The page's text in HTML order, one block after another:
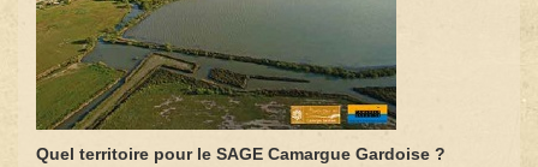
Quel territoire pour le SAGE Camargue Gardoise ?